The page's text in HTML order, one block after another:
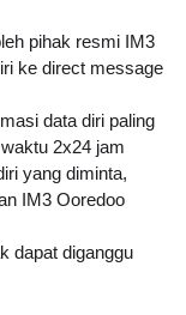
pihak resmi IM3
ke direct message
data diri paling
2x24 jam
yang diminta,
IM3 Ooredoo
dapat diganggu